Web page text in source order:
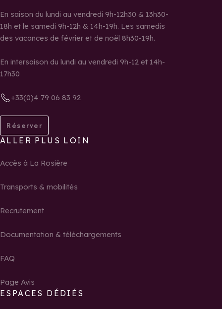
En saison du lundi au vendredi 9h-12h30 & 13h30-
18h et le samedi 9h-12h & 14h-19h. Les samedis
des vacances de février et de noël 8h30-19h.
En intersaison du lundi au vendredi 9h-12 et 14h-
17h30
+33(0)4 79 06 83 92
Réserver
ALLER PLUS LOIN
Accès à La Rosière
Transports & mobilités
Recrutement
Documentation & téléchargements
FAQ
Page Avis
ESPACES DÉDIÉS